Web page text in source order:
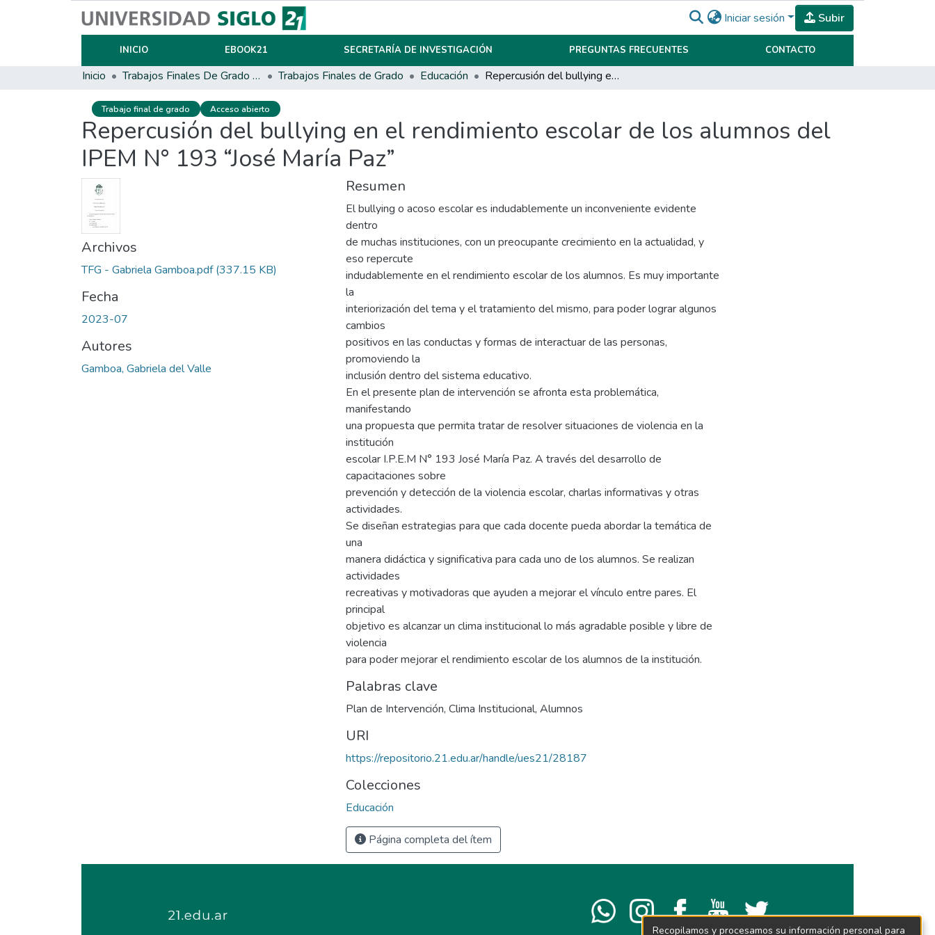
Iniciar sesión Subir
INICIO EBOOK21 SECRETARÍA DE INVESTIGACIÓN PREGUNTAS FRECUENTES CONTACTO
Inicio Trabajos Finales De Grado Y Posgrado Trabajos Finales de Grado Educación Repercusión del bullying en el rendimiento escolar de los alumnos del IPEM N° 193 “José María Paz”
Trabajo final de grado Acceso abierto
Repercusión del bullying en el rendimiento escolar de los alumnos del
IPEM N° 193 “José María Paz”
Archivos
TFG - Gabriela Gamboa.pdf(337.15 KB)
Fecha
2023-07
Autores
Gamboa, Gabriela del Valle
Resumen
El bullying o acoso escolar es indudablemente un inconveniente evidente
dentro
de muchas instituciones, con un preocupante crecimiento en la actualidad, y
eso repercute
indudablemente en el rendimiento escolar de los alumnos. Es muy importante
la
interiorización del tema y el tratamiento del mismo, para poder lograr algunos
cambios
positivos en las conductas y formas de interactuar de las personas,
promoviendo la
inclusión dentro del sistema educativo.
En el presente plan de intervención se afronta esta problemática,
manifestando
una propuesta que permita tratar de resolver situaciones de violencia en la
institución
escolar I.P.E.M N° 193 José María Paz. A través del desarrollo de
capacitaciones sobre
prevención y detección de la violencia escolar, charlas informativas y otras
actividades.
Se diseñan estrategias para que cada docente pueda abordar la temática de
una
manera didáctica y significativa para cada uno de los alumnos. Se realizan
actividades
recreativas y motivadoras que ayuden a mejorar el vínculo entre pares. El
principal
objetivo es alcanzar un clima institucional lo más agradable posible y libre de
violencia
para poder mejorar el rendimiento escolar de los alumnos de la institución.
Palabras clave
Plan de Intervención, Clima Institucional, Alumnos
URI
https://repositorio.21.edu.ar/handle/ues21/28187
Colecciones
Educación
Página completa del ítem
Recopilamos y procesamos su información personal para